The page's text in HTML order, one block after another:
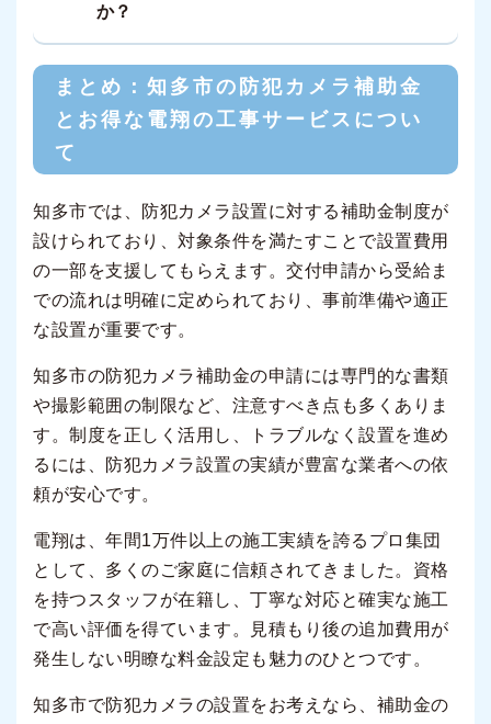
か？
まとめ：知多市の防犯カメラ補助金
とお得な電翔の工事サービスについ
て
知多市では、防犯カメラ設置に対する補助金制度が
設けられており、対象条件を満たすことで設置費用
の一部を支援してもらえます。交付申請から受給ま
での流れは明確に定められており、事前準備や適正
な設置が重要です。
知多市の防犯カメラ補助金の申請には専門的な書類
や撮影範囲の制限など、注意すべき点も多くありま
す。制度を正しく活用し、トラブルなく設置を進め
るには、防犯カメラ設置の実績が豊富な業者への依
頼が安心です。
電翔は、年間1万件以上の施工実績を誇るプロ集団
として、多くのご家庭に信頼されてきました。資格
を持つスタッフが在籍し、丁寧な対応と確実な施工
で高い評価を得ています。見積もり後の追加費用が
発生しない明瞭な料金設定も魅力のひとつです。
知多市で防犯カメラの設置をお考えなら、補助金の